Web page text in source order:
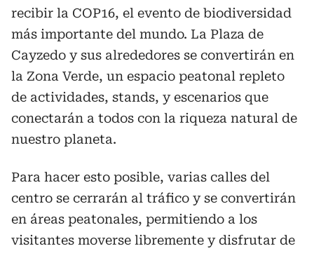
recibir la COP16, el evento de biodiversidad
más importante del mundo. La Plaza de
Cayzedo y sus alrededores se convertirán en
la Zona Verde, un espacio peatonal repleto
de actividades, stands, y escenarios que
conectarán a todos con la riqueza natural de
nuestro planeta.
Para hacer esto posible, varias calles del
centro se cerrarán al tráfico y se convertirán
en áreas peatonales, permitiendo a los
visitantes moverse libremente y disfrutar de